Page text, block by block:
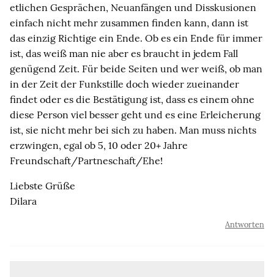
etlichen Gesprächen, Neuanfängen und Disskusionen
einfach nicht mehr zusammen finden kann, dann ist
das einzig Richtige ein Ende. Ob es ein Ende für immer
ist, das weiß man nie aber es braucht in jedem Fall
genügend Zeit. Für beide Seiten und wer weiß, ob man
in der Zeit der Funkstille doch wieder zueinander
findet oder es die Bestätigung ist, dass es einem ohne
diese Person viel besser geht und es eine Erleicherung
ist, sie nicht mehr bei sich zu haben. Man muss nichts
erzwingen, egal ob 5, 10 oder 20+ Jahre
Freundschaft/Partneschaft/Ehe!
Liebste Grüße
Dilara
Antworten